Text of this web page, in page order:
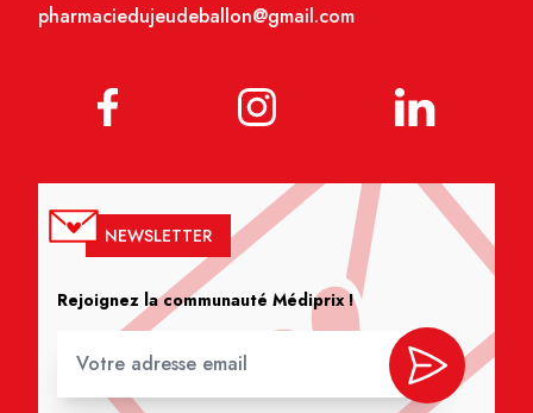
pharmaciedujeudeballon@gmail.com
NEWSLETTER
Rejoignez la communauté Médiprix !